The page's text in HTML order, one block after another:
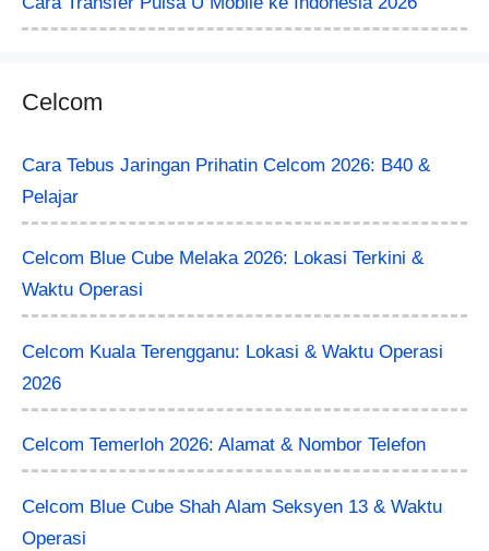
Celcom
Cara Tebus Jaringan Prihatin Celcom 2026: B40 &
Pelajar
Celcom Blue Cube Melaka 2026: Lokasi Terkini &
Waktu Operasi
Celcom Kuala Terengganu: Lokasi & Waktu Operasi
2026
Celcom Temerloh 2026: Alamat & Nombor Telefon
Celcom Blue Cube Shah Alam Seksyen 13 & Waktu
Operasi